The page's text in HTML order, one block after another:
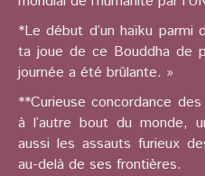
*Le début d’un haïku parmi
ta joue de ce Bouddha de
journée a été brûlante. »
**Curieuse concordance
à l’autre bout du monde,
aussi les assauts furieux
au-delà de ses frontières.